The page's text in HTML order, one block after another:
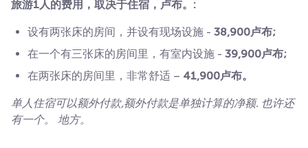
旅游1人的费用，取决于住宿，卢布。:
设有两张床的房间，并设有现场设施 - 38,900卢布;
在一个有三张床的房间里，有室内设施 - 39,900卢布;
在两张床的房间里，非常舒适 – 41,900卢布。
单人住宿可以额外付款,额外付款是单独计算的净额. 也许还
有一个。 地方。